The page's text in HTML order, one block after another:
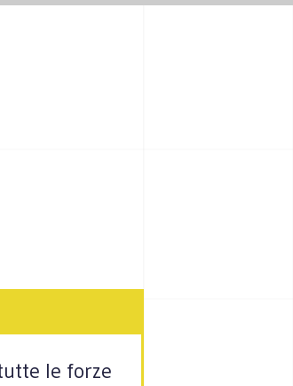
le forze